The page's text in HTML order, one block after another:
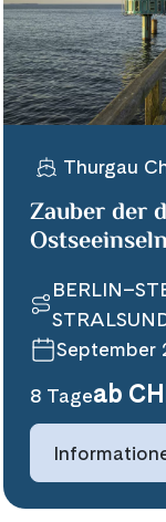
Thurgau
Zauber der
Ostseeinseln
September
8 Tageab